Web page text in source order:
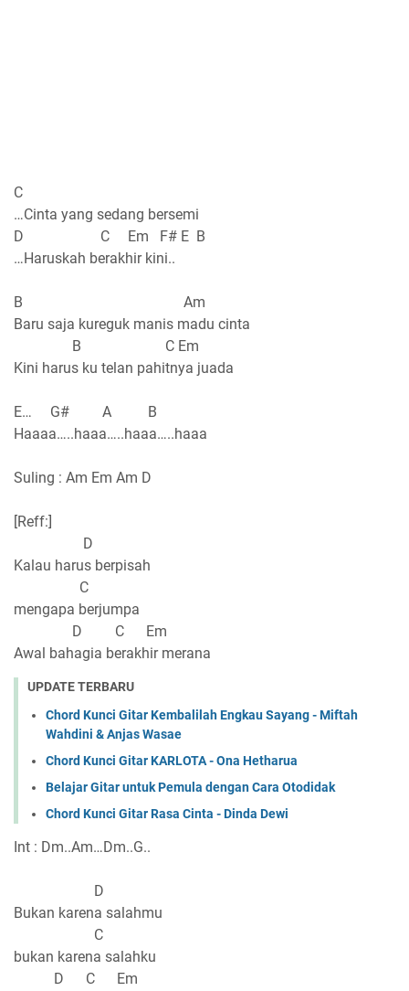
C
…Cinta yang sedang bersemi
D C Em F# E B
…Haruskah berakhir kini..
B Am
Baru saja kureguk manis madu cinta
B C Em
Kini harus ku telan pahitnya juada
E… G# A B
Haaaa…..haaa…..haaa…..haaa
Suling : Am Em Am D
[Reff:]
D
Kalau harus berpisah
C
mengapa berjumpa
D C Em
Awal bahagia berakhir merana
UPDATE TERBARU
Chord Kunci Gitar Kembalilah Engkau Sayang - Miftah
Wahdini & Anjas Wasae
Chord Kunci Gitar KARLOTA - Ona Hetharua
Belajar Gitar untuk Pemula dengan Cara Otodidak
Chord Kunci Gitar Rasa Cinta - Dinda Dewi
Int : Dm..Am…Dm..G..
D
Bukan karena salahmu
C
bukan karena salahku
D C Em